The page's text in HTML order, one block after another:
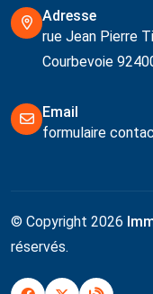
Adresse
rue Jean Pierre
Courbevoie
Email
formulaire
© Copyright 2026
réservés.